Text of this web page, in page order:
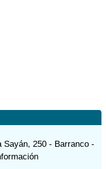
Sayán, 250 - Barranco -